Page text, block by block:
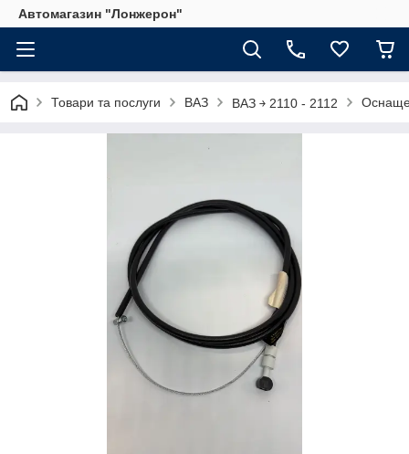
Автомагазин "Лонжерон"
Товари та послуги ВАЗ ВАЗ ￫ 2110 - 2112